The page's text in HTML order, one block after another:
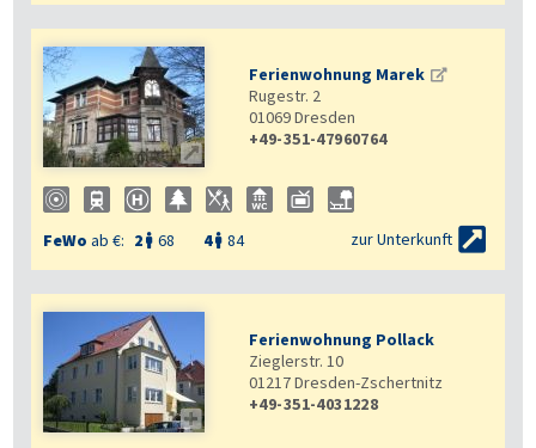

Ferienwohnung Marek
Rugestr. 2
01069Dresden
+49-351-47960764
FeWo ab €: 2  68 4 84 zur Unterkunft 

Ferienwohnung Pollack
Zieglerstr. 10
01217Dresden-Zschertnitz
+49-351-4031228